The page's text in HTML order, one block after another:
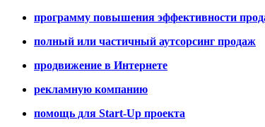
программу повышения эффективности
полный или частичный аутсорсинг продаж
продвижение в Интернете
рекламную компанию
помощь для Start-Up проекта